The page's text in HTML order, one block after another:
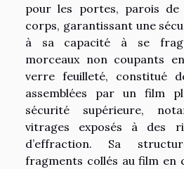
pour les portes, parois de
corps, garantissant une
à sa capacité à se
morceaux non coupants
verre feuilleté, constitué
assemblées par un film
sécurité supérieure,
vitrages exposés à des
d’effraction. Sa
fragments collés au film en